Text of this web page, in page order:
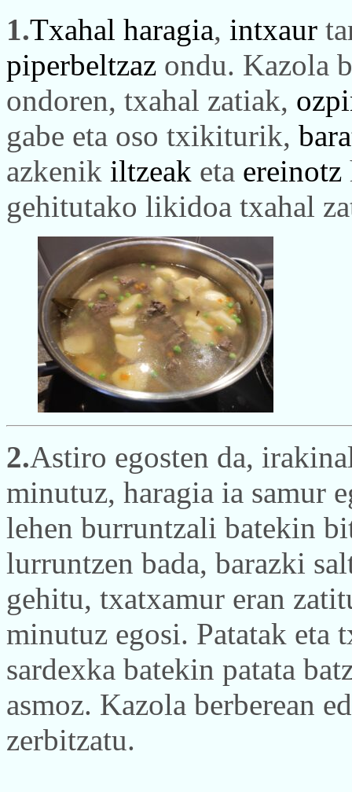
1.Txahal haragia, intxaur
piperbeltzaz ondu. Kazola
ondoren, txahal zatiak,
gabe eta oso txikiturik,
azkenik iltzeak eta ereinotz
gehitutako likidoa txahal
2.Astiro egosten da,
minutuz, haragia ia samur
lehen burruntzali batekin
lurruntzen bada, barazki
gehitu, txatxamur eran
minutuz egosi. Patatak eta
sardexka batekin patata
asmoz. Kazola berberean
zerbitzatu.